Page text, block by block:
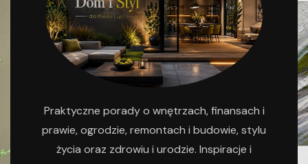
Praktyczne porady o wnętrzach, finansach i
prawie, ogrodzie, remontach i budowie, stylu
życia oraz zdrowiu i urodzie. Inspiracje i